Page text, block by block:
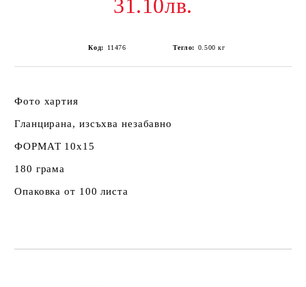
31.10лв.
Код: 11476 Тегло: 0.500 кг
Фото хартия
Гланцирана, изсъхва незабавно
ФОРМАТ 10x15
180 грама
Опаковка от 100 листа